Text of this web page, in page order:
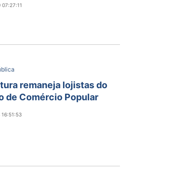
remaneja lojistas do
de Comércio Popular
16:51:53